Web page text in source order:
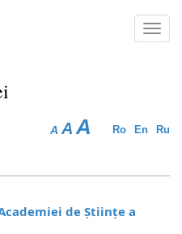
Ro En Ru
A A A
de Științe a